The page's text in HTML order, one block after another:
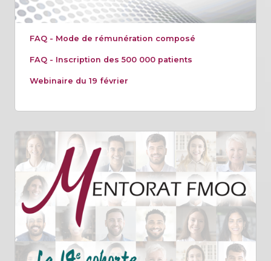
FAQ - Mode de rémunération composé
FAQ - Inscription des 500 000 patients
Webinaire du 19 février